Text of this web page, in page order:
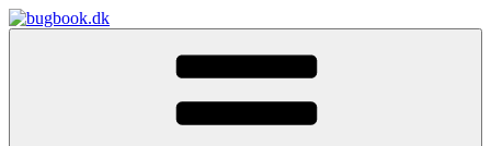
Skip
to